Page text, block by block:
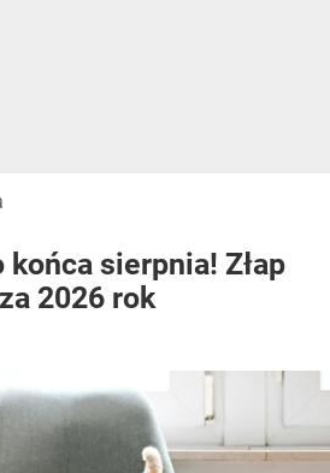
końca sierpnia! Złap
2026 rok